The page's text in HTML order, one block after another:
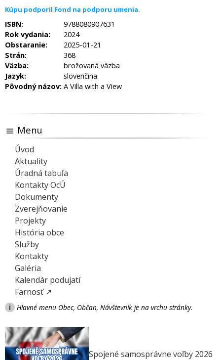
Kúpu podporil Fond na podporu umenia.
ISBN:
9788080907631
Rok vydania:
2024
Obstaranie:
2025-01-21
Strán:
368
Väzba:
brožovaná väzba
Jazyk:
slovenčina
Pôvodný názov: A Villa with a View
Menu
Úvod
Aktuality
Úradná tabuľa
Kontakty OcÚ
Dokumenty
Zverejňovanie
Projekty
História obce
Služby
Kontakty
Galéria
Kalendár podujatí
Farnosť ↗
i Hlavné menu Obec, Občan, Návštevník je na vrchu stránky.
Spojené samosprávne voľby 2026